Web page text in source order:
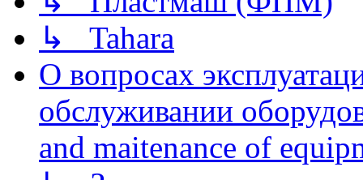
↳ Tahara
О вопросах
обслуживании
and maitenance of